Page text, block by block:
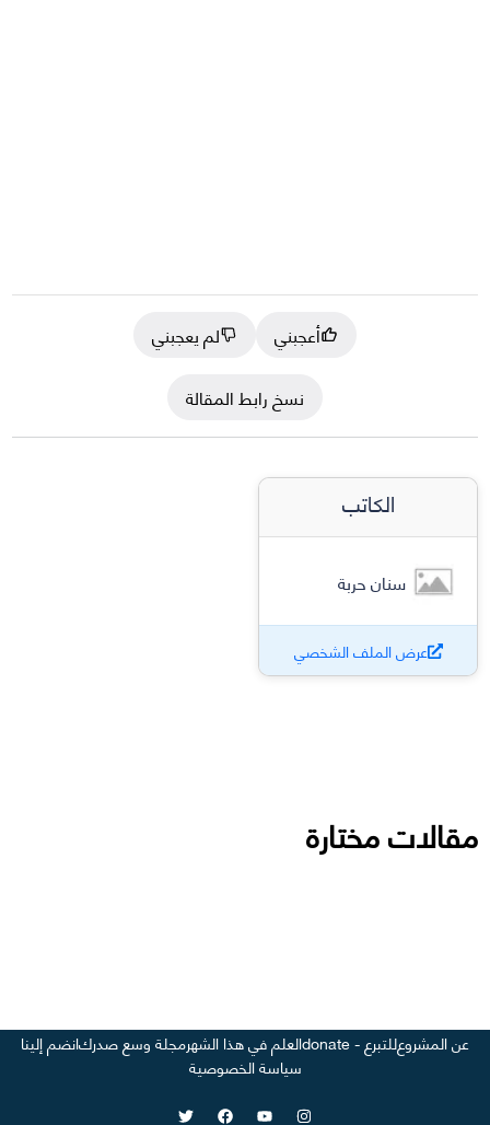
أعجبني
لم يعجبني
نسخ رابط المقالة
الكاتب
سنان حربة
عرض الملف الشخصي
مقالات مختارة
عن المشروعللتبرع - donate العلم في هذا الشهرمجلة وسع صدركانضم إلينا
سياسة الخصوصية